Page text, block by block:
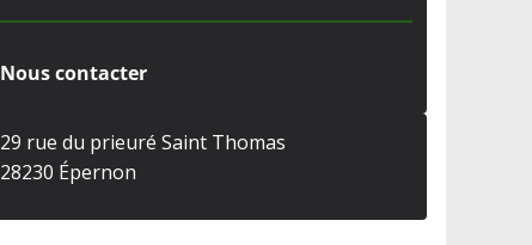
Nous contacter
29 rue du prieuré Saint Thomas
28230 Épernon